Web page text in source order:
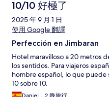
10/10 好極了
2025 年 9 月 1 日
使用 Google 翻譯
Perfección en Jimbaran
Hotel maravilloso a 20 metros
los sentidos. Para viajeros
hombre español, lo que puede
10 sobre 10.
Daniel，2 晚旅行